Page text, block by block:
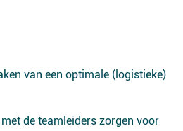
van een optimale (logistieke)
de teamleiders zorgen voor